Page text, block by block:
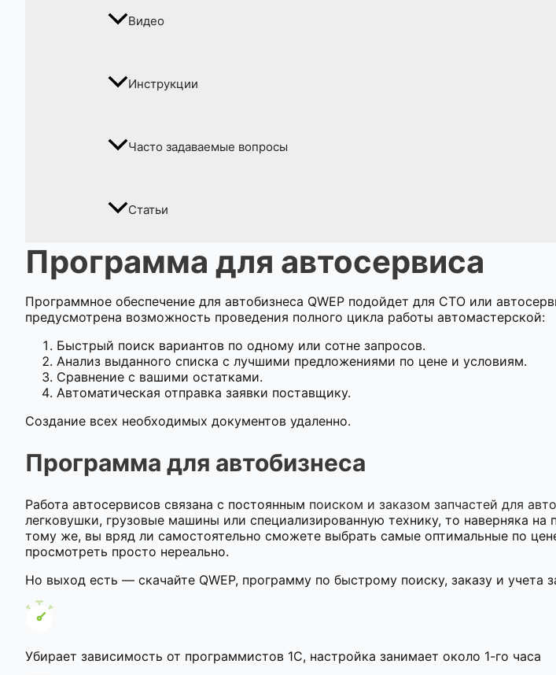
Видео
Инструкции
Часто задаваемые вопросы
Статьи
Программа для автосервиса
Программное обеспечение для автобизнеса QWEP подойдет для СТО или
предусмотрена возможность проведения полного цикла работы автомастерской:
Быстрый поиск вариантов по одному или сотне запросов.
Анализ выданного списка с лучшими предложениями по цене и условиям.
Сравнение с вашими остатками.
Автоматическая отправка заявки поставщику.
Создание всех необходимых документов удаленно.
Программа для автобизнеса
Работа автосервисов связана с постоянным поиском и заказом запчастей для
легковушки, грузовые машины или специализированную технику, то наверняка
тому же, вы вряд ли самостоятельно сможете выбрать самые оптимальные по
просмотреть просто нереально.
Но выход есть — скачайте QWEP, программу по быстрому поиску, заказу и учета
Убирает зависимость от программистов 1С, настройка занимает около 1-го часа